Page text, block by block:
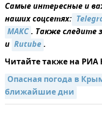
Самые интересные и
наших соцсетях:
MAКС. Также следите
и Rutube.
Читайте также на
Опасная погода в
ближайшие дни